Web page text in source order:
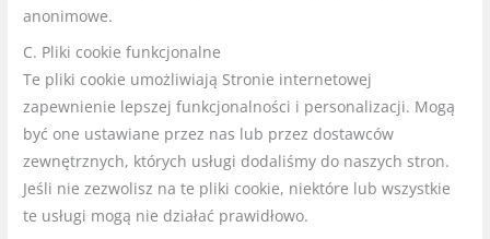
anonimowe.
C. Pliki cookie funkcjonalne
Te pliki cookie umożliwiają Stronie internetowej
zapewnienie lepszej funkcjonalności i personalizacji. Mogą
być one ustawiane przez nas lub przez dostawców
zewnętrznych, których usługi dodaliśmy do naszych stron.
Jeśli nie zezwolisz na te pliki cookie, niektóre lub wszystkie
te usługi mogą nie działać prawidłowo.